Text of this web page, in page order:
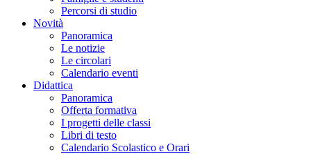
Percorsi di studio
Novità
Panoramica
Le notizie
Le circolari
Calendario eventi
Didattica
Panoramica
Offerta formativa
I progetti delle classi
Libri di testo
Calendario Scolastico e Orari